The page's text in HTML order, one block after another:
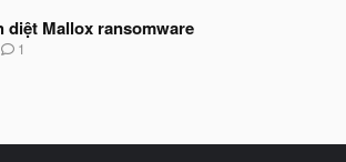
diệt Mallox ransomware
1